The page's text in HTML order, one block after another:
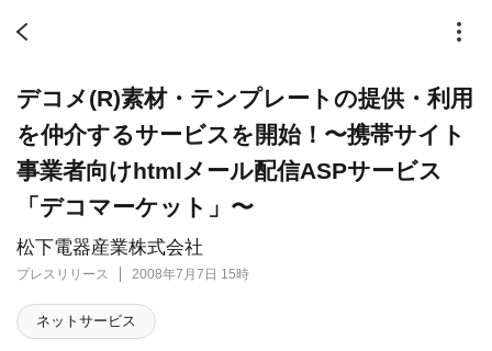
松下電器産業株式会社
プレスリリース 2008年7月7日 15時
デコメ(R)素材・テンプレートの提供・利用
を仲介するサービスを開始！〜携帯サイト
事業者向けhtmlメール配信ASPサービス
「デコマーケット」〜
ネットサービス